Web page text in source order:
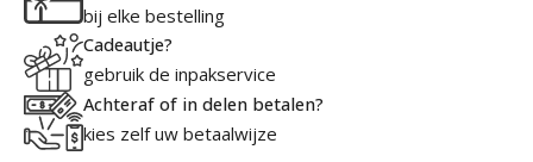
bij elke bestelling
Cadeautje?
gebruik de inpakservice
Achteraf of in delen betalen?
kies zelf uw betaalwijze